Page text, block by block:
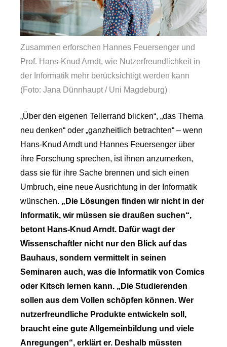
Zusammen erforschen Hannes Feuersenger und
Prof. Hans-Knud Arndt, wie Nutzerfreundlichkeit in
der Informatik mehr berücksichtigt werden kann
(Foto: Jana Dünnhaupt / Uni Magdeburg)
„Über den eigenen Tellerrand blicken“, „das Thema
neu denken“ oder „ganzheitlich betrachten“ – wenn
Hans-Knud Arndt und Hannes Feuersenger über
ihre Forschung sprechen, ist ihnen anzumerken,
dass sie für ihre Sache brennen und sich einen
Umbruch, eine neue Ausrichtung in der Informatik
wünschen. „Die Lösungen finden wir nicht in der
Informatik, wir müssen sie draußen suchen“,
betont Hans-Knud Arndt. Dafür wagt der
Wissenschaftler nicht nur den Blick auf das
Bauhaus, sondern vermittelt in seinen
Seminaren auch, was die Informatik von Comics
oder Kitsch lernen kann. „Die Studierenden
sollen aus dem Vollen schöpfen können. Wer
nutzerfreundliche Produkte entwickeln soll,
braucht eine gute Allgemeinbildung und viele
Anregungen“, erklärt er. Deshalb müssten